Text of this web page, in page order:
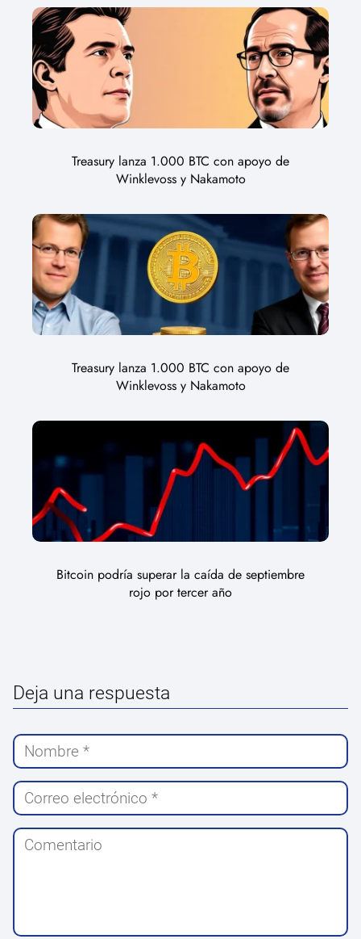
Treasury lanza 1.000 BTC con apoyo de
Winklevoss y Nakamoto
Treasury lanza 1.000 BTC con apoyo de
Winklevoss y Nakamoto
Bitcoin podría superar la caída de septiembre
rojo por tercer año
Deja una respuesta